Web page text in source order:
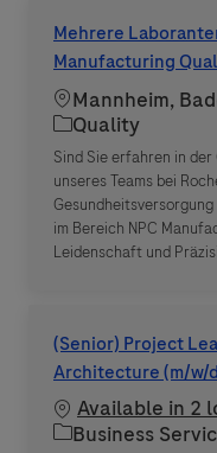
Mehrere
Manufacturing
Location
Mannheim,
Category
Quality
Sind Sie erfahren in
unseres Teams bei
im Bereich NPC
Leidenschaft und
(Senior) Project
Architecture (m/w/
Available in 2
Category
Business